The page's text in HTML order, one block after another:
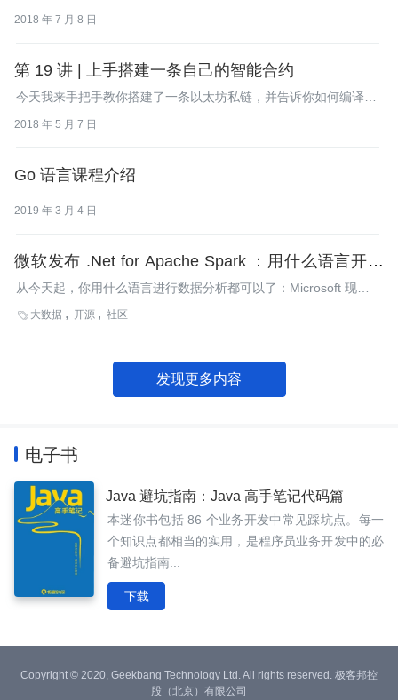
2018 年 7 月 8 日
第 19 讲 | 上手搭建一条自己的智能合约
今天我来手把手教你搭建了一条以太坊私链，并告诉你如何编译和
2018 年 5 月 7 日
Go 语言课程介绍
2019 年 3 月 4 日
微软发布 .Net for Apache Spark ：用什么语言开发
大数据都可以
从今天起，你用什么语言进行数据分析都可以了：Microsoft 现已
发布 .NET for Apache® Spark™ 预览版
 大数据 开源 社区
发现更多内容
电子书
Java 避坑指南：Java 高手笔记代码篇
本迷你书包括 86 个业务开发中常见踩坑点。每一
个知识点都相当的实用，是程序员业务开发中的必
备避坑指南...
下载
Copyright © 2020, Geekbang Technology Ltd. All rights reserved. 极客邦控
股（北京）有限公司